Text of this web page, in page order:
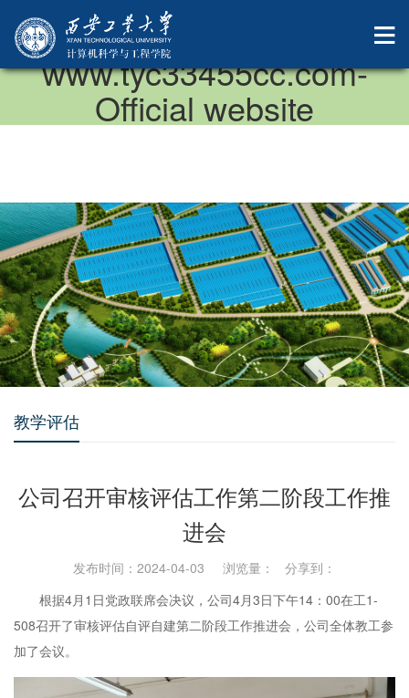
中国·太阳成集团-
www.tyc33455cc.com-
Official website
教学评估
公司召开审核评估工作第二阶段工作推
进会
发布时间：2024-04-03 浏览量：
分享到：
根据4月1日党政联席会决议，公司4月3日下午14：00在工1-
508召开了审核评估自评自建第二阶段工作推进会，公司全体教工参
加了会议。